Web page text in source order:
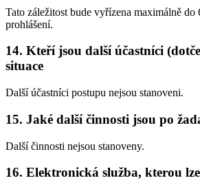
Tato záležitost bude vyřízena maximálně do
prohlášení.
14. Kteří jsou další účastníci
situace
Další účastníci postupu nejsou stanoveni.
15. Jaké další činnosti jsou po
Další činnosti nejsou stanoveny.
16. Elektronická služba, kterou